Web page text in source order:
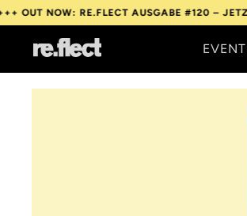
RE.FLECT AUSGABE #120 – JETZT